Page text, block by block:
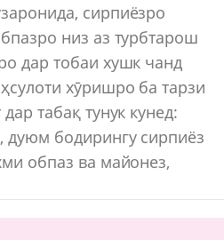
сирпиёзро
низ аз турбтарош
дар тобаи хушк чанд
хӯришро ба тарзи
табақ тунук кунед:
дуюм бодирингу сирпиёз
обпаз ва майонез,